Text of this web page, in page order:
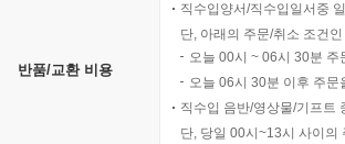
반품/교환 비용
직수입양서/직수입일서중
단, 아래의 주문/취소 조건
오늘 00시 ~ 06시 30분
오늘 06시 30분 이후 주
직수입 음반/영상물/기프트
단, 당일 00시~13시 사이의